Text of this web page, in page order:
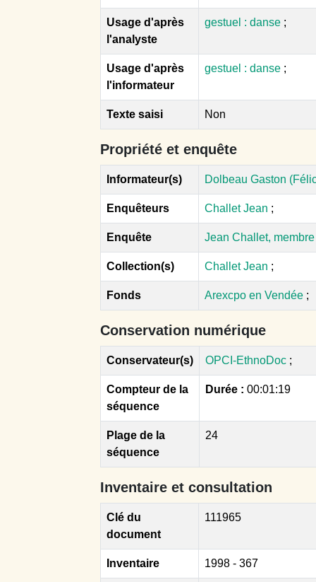
Usage d'après
l'analyste
gestuel : danse ;
Usage d'après
l'informateur
gestuel : danse ;
Texte saisi Non
Propriété et enquête
Informateur(s) Dolbeau Gaston
Enquêteurs Challet Jean ;
Enquête Jean Challet,
Collection(s) Challet Jean ;
Fonds Arexcpo en Vendée ;
Conservation numérique
Conservateur(s) OPCI-EthnoDoc ;
Compteur de la
séquence
Durée : 00:01:19
Plage de la
séquence
24
Inventaire et consultation
Clé du
document
111965
Inventaire 1998 - 367